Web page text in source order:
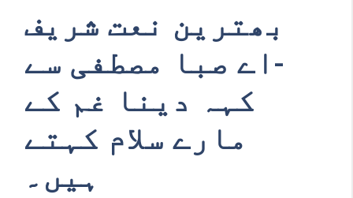
بھترین نعت شریف
-اے صبا مصطفی سے
کہہ دینا غم کے
مارے سلام کہتے
ہیں۔